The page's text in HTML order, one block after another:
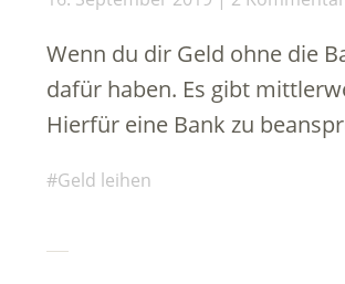
Wenn du dir Geld ohne die
dafür haben. Es gibt
Hierfür eine Bank zu
Geld leihen